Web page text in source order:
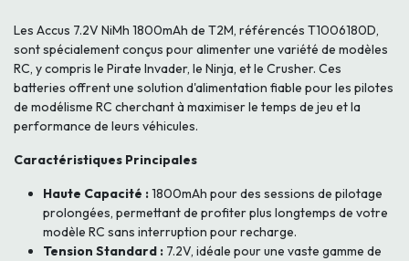
Les Accus 7.2V NiMh 1800mAh de T2M, référencés T1006180D,
sont spécialement conçus pour alimenter une variété de modèles
RC, y compris le Pirate Invader, le Ninja, et le Crusher. Ces
batteries offrent une solution d'alimentation fiable pour les pilotes
de modélisme RC cherchant à maximiser le temps de jeu et la
performance de leurs véhicules.
Caractéristiques Principales
Haute Capacité :1800mAh pour des sessions de pilotage
prolongées, permettant de profiter plus longtemps de votre
modèle RC sans interruption pour recharge.
Tension Standard : 7.2V, idéale pour une vaste gamme de